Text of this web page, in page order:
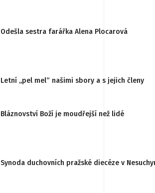
Odešla sestra farářka Alena Plocarová
Letní „pel mel“ našimi sbory a s jejich členy
Bláznovství Boží je moudřejší než lidé
Synoda duchovních pražské diecéze v